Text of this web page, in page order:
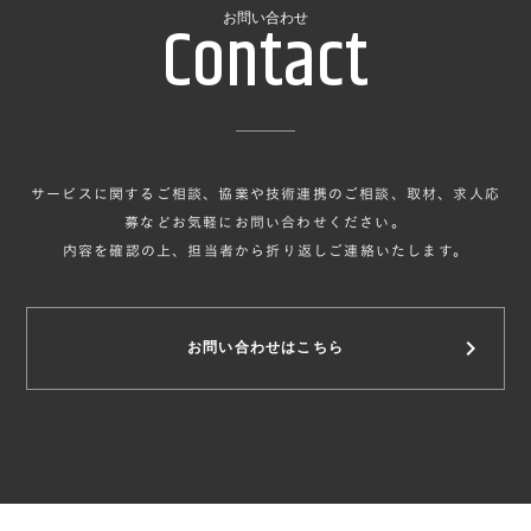
お問い合わせ
Contact
サービスに関するご相談、協業や技術連携のご相談、取材、求人応
募などお気軽にお問い合わせください。
内容を確認の上、担当者から折り返しご連絡いたします。
お問い合わせはこちら keyboard_arrow_right